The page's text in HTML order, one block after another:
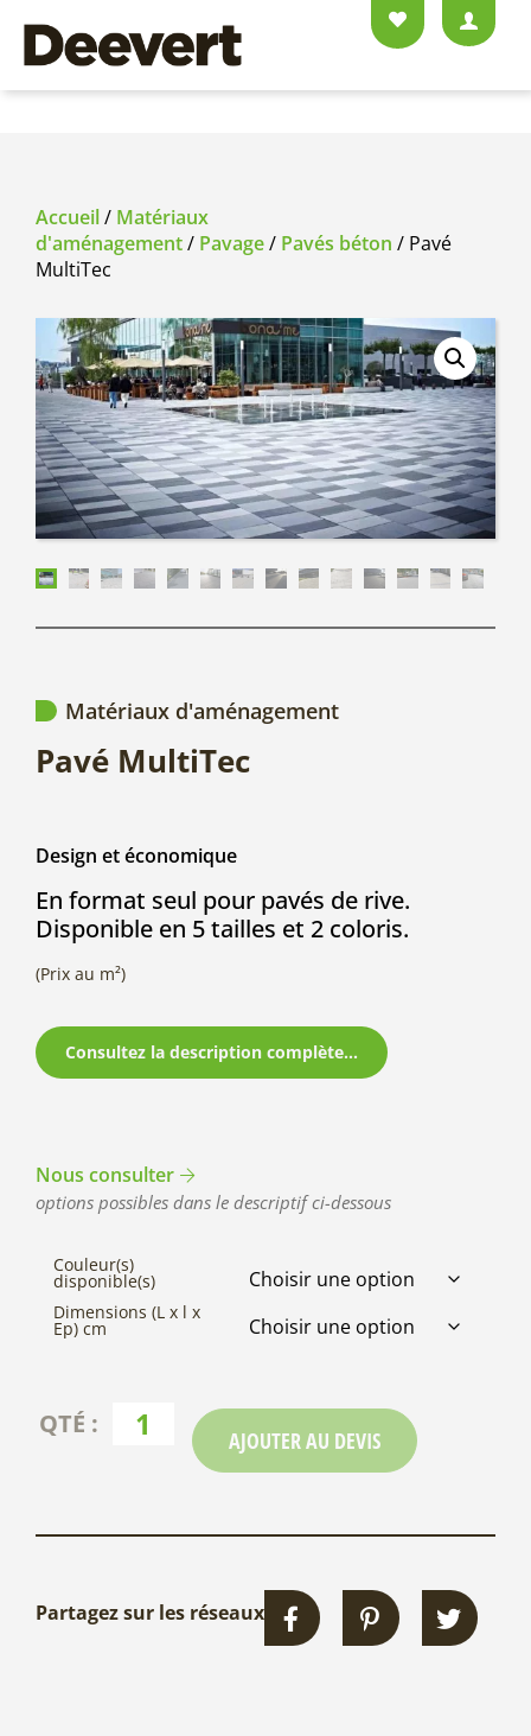
Accueil/ Matériaux
d'aménagement/ Pavage/ Pavés béton / Pavé
MultiTec
Matériaux d'aménagement
Pavé MultiTec
Design et économique
En format seul pour pavés de rive.
Disponible en 5 tailles et 2 coloris.
(Prix au m²)
Consultez la description complète...
Nous consulter
options possibles dans le descriptif ci-dessous
Couleur(s)
disponible(s)
Dimensions (L x l x
Ep) cm
AJOUTER AU DEVIS
Partagez sur les réseaux